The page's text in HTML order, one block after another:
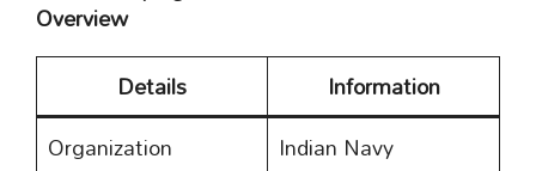
Overview
Details
Information
Organization
Indian Navy